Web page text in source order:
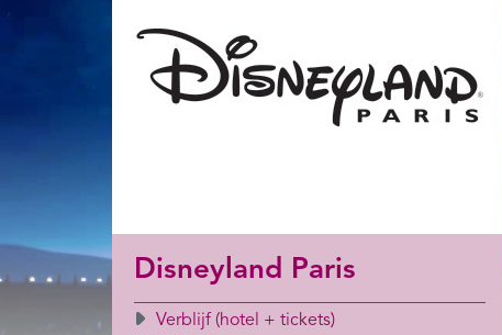
Disneyland Paris
Verblijf (hotel + tickets)